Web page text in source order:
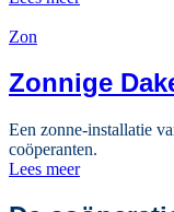
Zon
Zonnige
Een zonne-installatie
coöperanten.
Lees meer